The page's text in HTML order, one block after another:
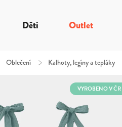
Děti Outlet
Oblečení / Kalhoty, legíny a tepláky
VYROBENO V ČR